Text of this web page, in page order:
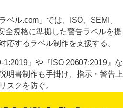
ベル.com」では、ISO、SEMI、
全規格に準拠した警告ラベルを提
応するラベル制作を支援する。
1:2019』や『ISO 20607:2019』な
明書制作も手掛け、指示・警告上
スクを防ぐ。